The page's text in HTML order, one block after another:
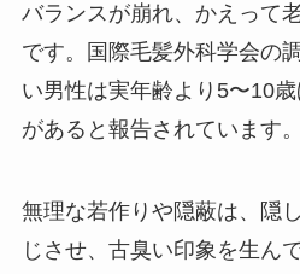
バランスが崩れ、かえって
です。国際毛髪外科学会の
い男性は実年齢より5〜10
があると報告されています。
無理な若作りや隠蔽は、隠
じさせ、古臭い印象を生ん